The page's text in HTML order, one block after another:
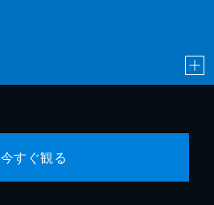
今すぐ観る